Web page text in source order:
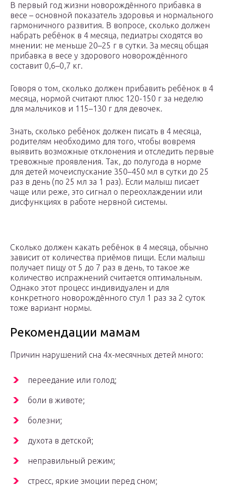
В первый год жизни новорождённого прибавка в
весе – основной показатель здоровья и нормального
гармоничного развития. В вопросе, сколько должен
набрать ребёнок в 4 месяца, педиатры сходятся во
мнении: не меньше 20–25 г в сутки. За месяц общая
прибавка в весе у здорового новорождённого
составит 0,6–0,7 кг.
Говоря о том, сколько должен прибавить ребёнок в 4
месяца, нормой считают плюс 120-150 г за неделю
для мальчиков и 115–130 г для девочек.
Знать, сколько ребёнок должен писать в 4 месяца,
родителям необходимо для того, чтобы вовремя
выявить возможные отклонения и отследить первые
тревожные проявления. Так, до полугода в норме
для детей мочеиспускание 350–450 мл в сутки до 25
раз в день (по 25 мл за 1 раз). Если малыш писает
чаще или реже, это сигнал о переохлаждении или
дисфункциях в работе нервной системы.
Сколько должен какать ребёнок в 4 месяца, обычно
зависит от количества приёмов пищи. Если малыш
получает пищу от 5 до 7 раз в день, то такое же
количество испражнений считается оптимальным.
Однако этот процесс индивидуален и для
конкретного новорождённого стул 1 раз за 2 суток
тоже вариант нормы.
Рекомендации мамам
Причин нарушений сна 4х-месячных детей много:
переедание или голод;
боли в животе;
болезни;
духота в детской;
неправильный режим;
стресс, яркие эмоции перед сном;